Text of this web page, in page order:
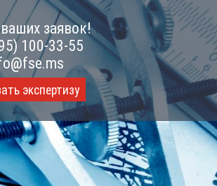
заявок!
100-33-55
экспертизу